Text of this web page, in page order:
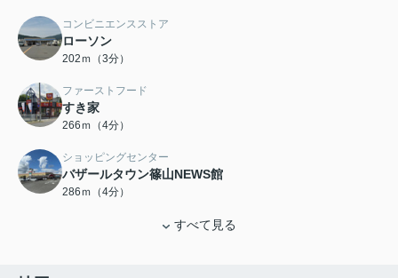
コンビニエンスストア
ローソン
202ｍ（3分）
ファーストフード
すき家
266ｍ（4分）
ショッピングセンター
バザールタウン篠山NEWS館
286ｍ（4分）
すべて見る